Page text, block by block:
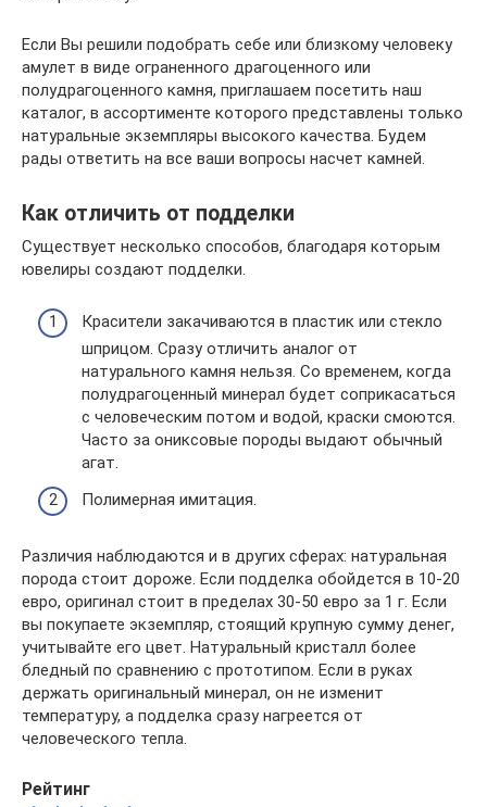
Если Вы решили подобрать себе или близкому человеку
амулет в виде ограненного драгоценного или
полудрагоценного камня, приглашаем посетить наш
каталог, в ассортименте которого представлены только
натуральные экземпляры высокого качества. Будем
рады ответить на все ваши вопросы насчет камней.
Как отличить от подделки
Существует несколько способов, благодаря которым
ювелиры создают подделки.
Красители закачиваются в пластик или стекло
шприцом. Сразу отличить аналог от
натурального камня нельзя. Со временем, когда
полудрагоценный минерал будет соприкасаться
с человеческим потом и водой, краски смоются.
Часто за ониксовые породы выдают обычный
агат.
Полимерная имитация.
Различия наблюдаются и в других сферах: натуральная
порода стоит дороже. Если подделка обойдется в 10-20
евро, оригинал стоит в пределах 30-50 евро за 1 г. Если
вы покупаете экземпляр, стоящий крупную сумму денег,
учитывайте его цвет. Натуральный кристалл более
бледный по сравнению с прототипом. Если в руках
держать оригинальный минерал, он не изменит
температуру, а подделка сразу нагреется от
человеческого тепла.
Рейтинг